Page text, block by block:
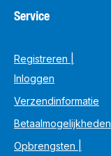
Service
Registreren |
Inloggen
Verzendinformatie
Betaalmogelijkheden
Opbrengsten |